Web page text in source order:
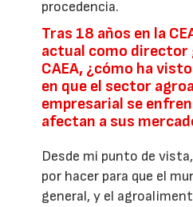
procedencia.
Tras 18 años en la
actual como director
CAEA, ¿cómo ha
en que el sector
empresarial se
afectan a sus
Desde mi punto de
por hacer para que el
general, y el